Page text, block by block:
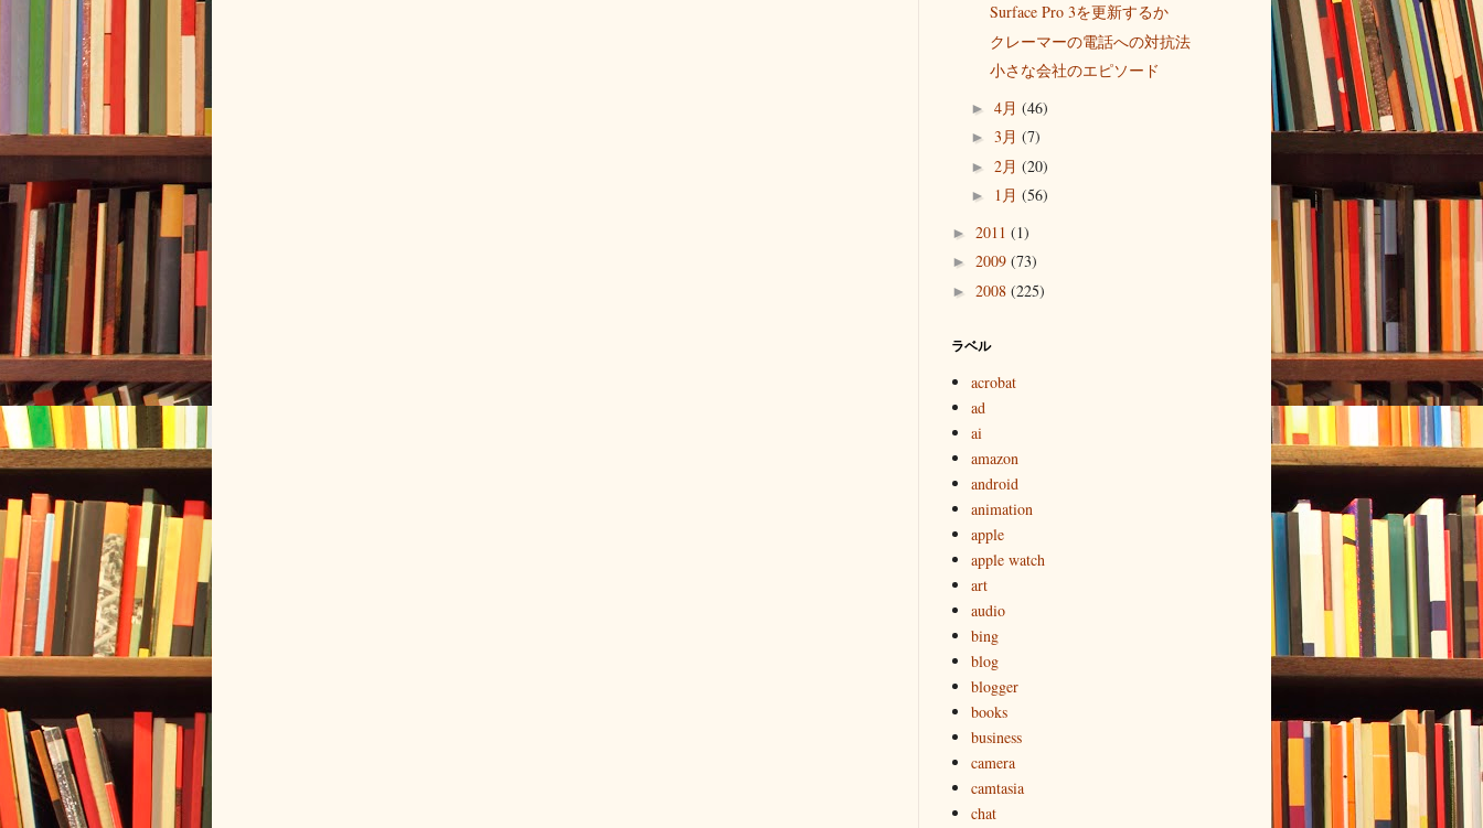
Surface Pro 3を更新するか
クレーマーの電話への対抗法
小さな会社のエピソード
► 4月 (46)
► 3月 (7)
► 2月 (20)
► 1月 (56)
► 2011 (1)
► 2009 (73)
► 2008 (225)
ラベル
acrobat
ad
ai
amazon
android
animation
apple
apple watch
art
audio
bing
blog
blogger
books
business
camera
camtasia
chat